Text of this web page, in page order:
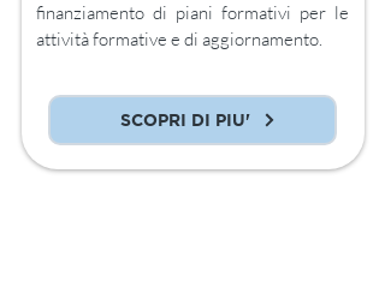
finanziamento di piani formativi per le
attività formative e di aggiornamento.
SCOPRI DI PIU'